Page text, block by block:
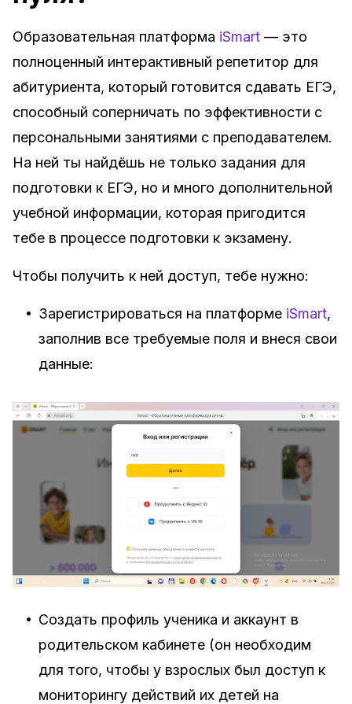
Образовательная платформа iSmart— это
полноценный интерактивный репетитор для
абитуриента, который готовится сдавать ЕГЭ,
способный соперничать по эффективности с
персональными занятиями с преподавателем.
На ней ты найдёшь не только задания для
подготовки к ЕГЭ, но и много дополнительной
учебной информации, которая пригодится
тебе в процессе подготовки к экзамену.
Чтобы получить к ней доступ, тебе нужно:
• Зарегистрироваться на платформе iSmart,
заполнив все требуемые поля и внеся свои
данные:
• Создать профиль ученика и аккаунт в
родительском кабинете (он необходим
для того, чтобы у взрослых был доступ к
мониторингу действий их детей на